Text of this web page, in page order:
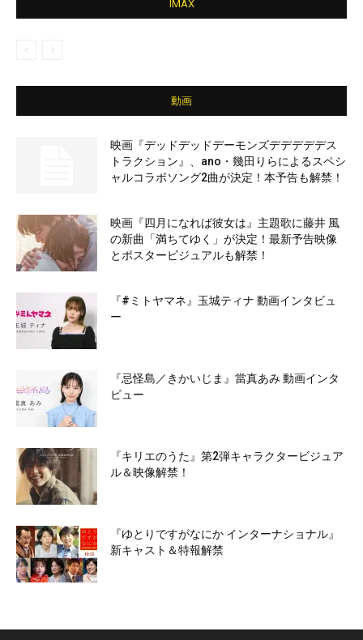
IMAX
動画
映画『デッドデッドデーモンズデデデデデス
トラクション』、ano・幾田りらによるスペシ
ャルコラボソング2曲が決定！本予告も解禁！
映画『四月になれば彼女は』主題歌に藤井 風
の新曲「満ちてゆく」が決定！最新予告映像
とポスタービジュアルも解禁！
『#ミトヤマネ』玉城ティナ 動画インタビュ
ー
『忌怪島／きかいじま』當真あみ 動画インタ
ビュー
『キリエのうた』第2弾キャラクタービジュア
ル＆映像解禁！
『ゆとりですがなにか インターナショナル』
新キャスト＆特報解禁